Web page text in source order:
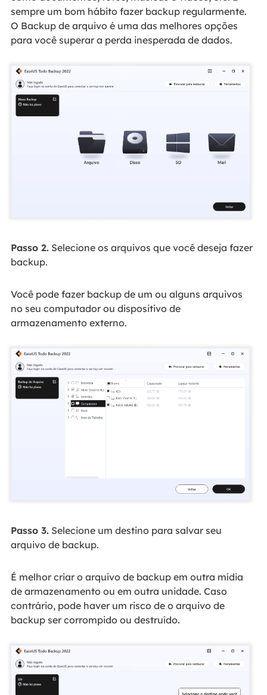
sempre um bom hábito fazer backup regularmente.
O Backup de arquivo é uma das melhores opções
para você superar a perda inesperada de dados.
Passo 2.Selecione os arquivos que você deseja fazer
backup.
Você pode fazer backup de um ou alguns arquivos
no seu computador ou dispositivo de
armazenamento externo.
Passo 3.Selecione um destino para salvar seu
arquivo de backup.
É melhor criar o arquivo de backup em outra mídia
de armazenamento ou em outra unidade. Caso
contrário, pode haver um risco de o arquivo de
backup ser corrompido ou destruído.